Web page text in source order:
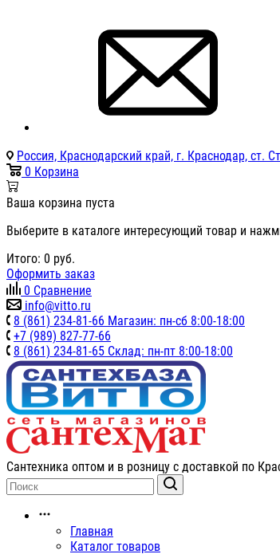
Россия, Краснодарский край, г. Краснодар, ст.
0 Корзина
Ваша корзина пуста
Выберите в каталоге интересующий товар и
Итого: 0 руб.
Оформить заказ
0 Сравнение
info@vitto.ru
8 (861) 234-81-66 Магазин: пн-сб 8:00-18:00
+7 (989) 827-77-66
8 (861) 234-81-65 Склад: пн-пт 8:00-18:00
Сантехника оптом и в розницу с доставкой по
Главная
Каталог товаров